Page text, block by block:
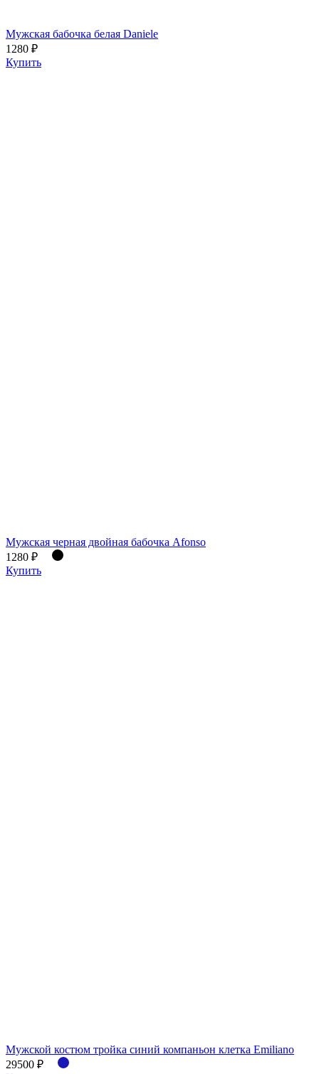
Мужская бабочка белая Daniele
1280 ₽
Купить
Мужская черная двойная бабочка Afonso
1280 ₽
Купить
Мужской костюм тройка синий компаньон клетка Emiliano
29500 ₽